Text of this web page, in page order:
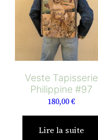
Veste Tapisserie
Philippine #97
180,00€
Lire la suite